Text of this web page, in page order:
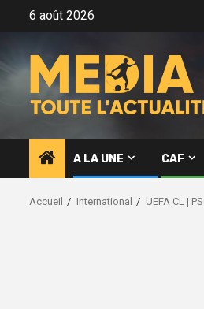
6 août 2026
A LA UNE CAF
Accueil International UEFA CL |